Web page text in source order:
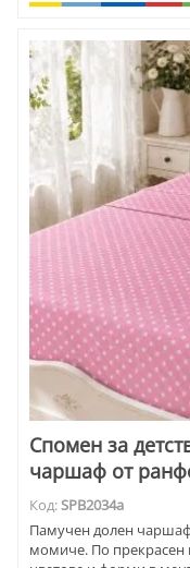
Спомен за
чаршаф от
Код:SPB2034a
Памучен долен
момиче. По прекрасен